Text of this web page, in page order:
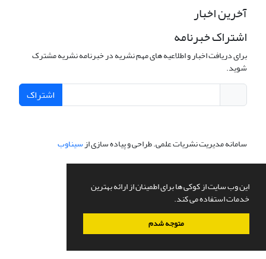
این وب سایت از کوکی ها برای اطمینان از ارائه بهترین
خدمات استفاده می کند.
متوجه شدم
آخرین اخبار
اشتراک خبرنامه
برای دریافت اخبار و اطلاعیه های مهم نشریه در خبرنامه نشریه مشترک
شوید.
اشتراک
سامانه مدیریت نشریات علمی.طراحی و پیاده سازی ازسیناوب